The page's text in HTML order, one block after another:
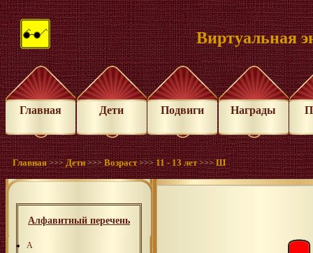
Виртуальная
Главная Дети Подвиги Награды
Главная >>>Дети >>>Возраст >>>11 - 13 лет >>>Ш
Алфавитный перечень
А